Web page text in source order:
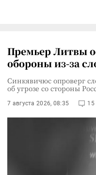
Премьер Литвы
обороны из-за
Синкявичюс опроверг
об угрозе со стороны
7 августа 2026, 08:35 15